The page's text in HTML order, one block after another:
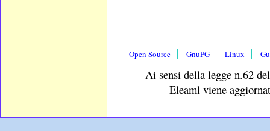
Open Source GnuPG Linux
Ai sensi della legge n.62
Eleaml viene